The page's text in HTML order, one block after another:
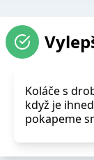
Koláče s
když je
pokapeme